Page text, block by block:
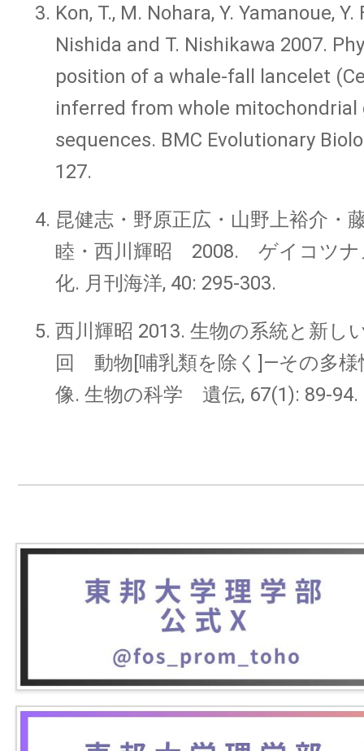
Kon, T., M. Nohara, Y. Yamanoue,
Nishida and T. Nishikawa 2007.
position of a whale-fall lancelet
inferred from whole mitochondrial
sequences. BMC Evolutionary
127.
昆健志・野原正広・山野上裕介・
睦・西川輝昭 2008. ゲイコツナ
化. 月刊海洋, 40: 295-303.
西川輝昭 2013. 生物の系統と新し
回 動物[哺乳類を除く]—その多様
像. 生物の科学 遺伝, 67(1): 89-94.